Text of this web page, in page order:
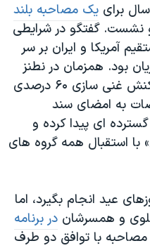
برای یک مصاحبه بلند
نشست. گفتگو در شرایطی
آمریکا و ایران بر سر
بود. همزمان در نطنز
انفجاری رخ داده و تهران در واکنش غنی سازی ۶۰ درصدی
به امضای سند
گسترده ای پیدا کرده و
با استقبال همه گروه های
عید انجام بگیرد، اما
و همسرشان در برنامه
مصاحبه با توافق دو طرف